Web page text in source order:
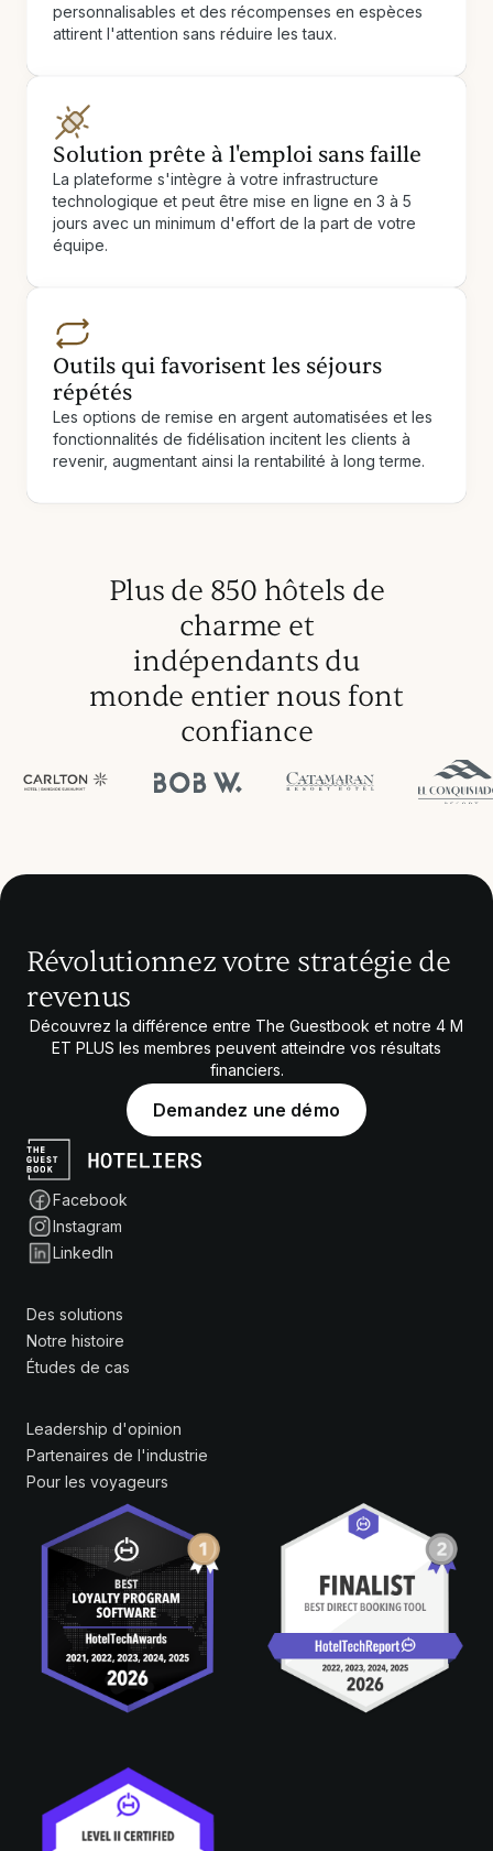
personnalisables et des récompenses en espèces
attirent l'attention sans réduire les taux.
Solution prête à l'emploi sans faille
La plateforme s'intègre à votre infrastructure
technologique et peut être mise en ligne en 3 à 5
jours avec un minimum d'effort de la part de votre
équipe.
Outils qui favorisent les séjours
répétés
Les options de remise en argent automatisées et les
fonctionnalités de fidélisation incitent les clients à
revenir, augmentant ainsi la rentabilité à long terme.
Plus de 850 hôtels de
charme et
indépendants du
monde entier nous font
confiance
Révolutionnez votre stratégie de
revenus
Découvrez la différence entre The Guestbook et notre 4 M
ET PLUS les membres peuvent atteindre vos résultats
financiers.
Demandez une démo
Facebook
Instagram
LinkedIn
Des solutions
Notre histoire
Études de cas
Leadership d'opinion
Partenaires de l'industrie
Pour les voyageurs